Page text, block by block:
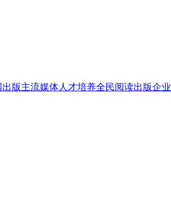
版主流媒体人才培养全民阅读出版企业